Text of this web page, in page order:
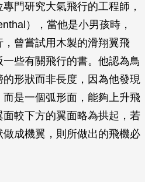
門研究大氣飛行的工程師，
），當他是小男孩時，
曾嘗試用木製的滑翔翼飛
些有關飛行的書。他認為鳥
形狀而非長度，因為他發現
是一個弧形面，能夠上升飛
較下方的翼面略為拱起，若
成機翼，則所做出的飛機必